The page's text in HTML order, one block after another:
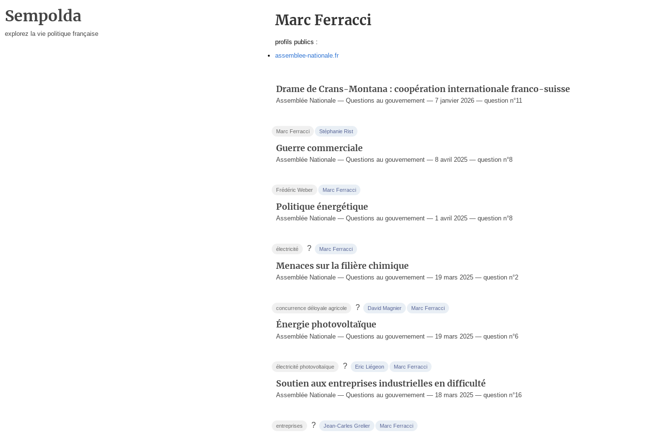
Sempolda
explorez la vie politique française
Marc Ferracci
profils publics :
assemblee-nationale.fr
Drame de Crans-Montana : coopération internationale franco-suisse
Assemblée Nationale — Questions au gouvernement — 7 janvier 2026 — question n°11
Marc Ferracci Stéphanie Rist
Guerre commerciale
Assemblée Nationale — Questions au gouvernement — 8 avril 2025 — question n°8
Frédéric Weber Marc Ferracci
Politique énergétique
Assemblée Nationale — Questions au gouvernement — 1 avril 2025 — question n°8
électricité ? Marc Ferracci
Menaces sur la filière chimique
Assemblée Nationale — Questions au gouvernement — 19 mars 2025 — question n°2
concurrence déloyale agricole ? David Magnier Marc Ferracci
Énergie photovoltaïque
Assemblée Nationale — Questions au gouvernement — 19 mars 2025 — question n°6
électricité photovoltaïque ? Eric Liégeon Marc Ferracci
Soutien aux entreprises industrielles en difficulté
Assemblée Nationale — Questions au gouvernement — 18 mars 2025 — question n°16
entreprises ? Jean-Carles Grelier Marc Ferracci